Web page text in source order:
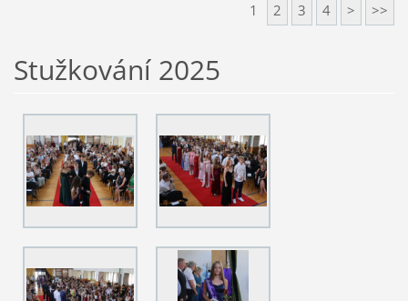
1 2 3 4 > >>
Stužkování 2025